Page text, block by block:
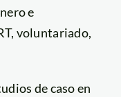
e
voluntariado,
de caso en